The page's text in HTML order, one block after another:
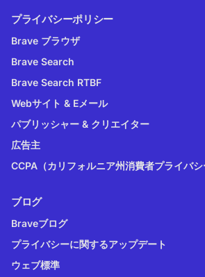
プライバシーポリシー
Brave ブラウザ
Brave Search
Brave Search RTBF
Webサイト & Eメール
パブリッシャー & クリエイター
広告主
CCPA（カリフォルニア州消費者プライバシ
ブログ
Braveブログ
プライバシーに関するアップデート
ウェブ標準